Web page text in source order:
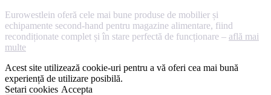
Eurowestlein oferă cele mai bune produse de mobilier și
echipamente second-hand pentru magazine alimentare, fiind
recondiționate complet și în stare perfectă de funcționare – află mai
multe
Acest site utilizează cookie-uri pentru a vă oferi cea mai bună
experiență de utilizare posibilă.
Setari cookies Accepta